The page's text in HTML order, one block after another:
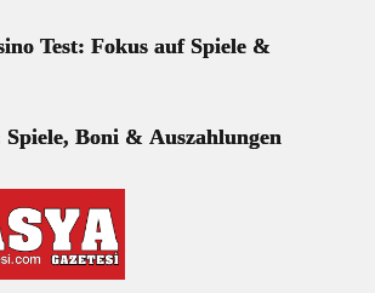
Test: Fokus auf Spiele &
Spiele, Boni & Auszahlungen